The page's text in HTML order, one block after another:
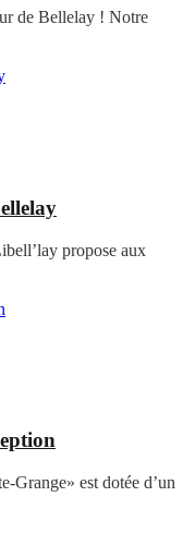
de Bellelay ! Notre
propose aux
Grange» est dotée d’un